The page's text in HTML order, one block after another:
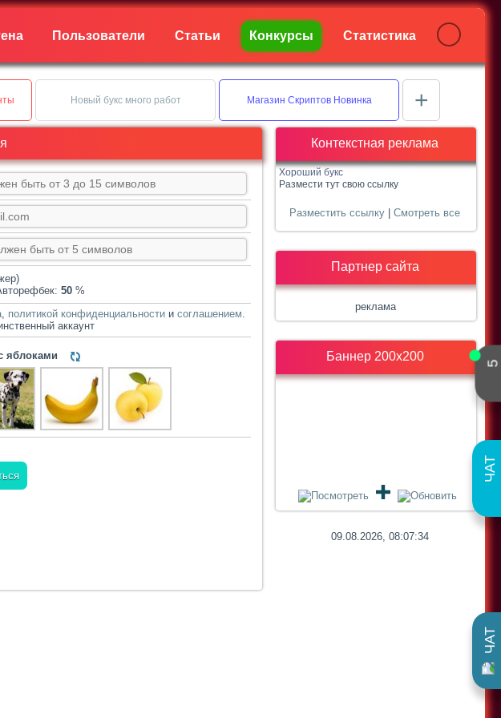
5
ЧАТ
ЧАТ
Пользователи Статьи Конкурсы Статистика
Новый букс много работ Магазин Скриптов Новинка +
50%
, политикой конфиденциальности и соглашением.
аккаунт
яблоками
Контекстная реклама
Хороший букс
Размести тут свою ссылку
Разместить ссылку| Смотреть все
Партнер сайта
реклама
Баннер 200х200
09.08.2026, 08:07:35